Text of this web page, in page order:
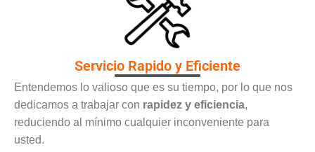
Servicio Rapido y Eficiente
Entendemos lo valioso que es su tiempo, por lo que nos
dedicamos a trabajar con rapidez y eficiencia,
reduciendo al mínimo cualquier inconveniente para
usted.